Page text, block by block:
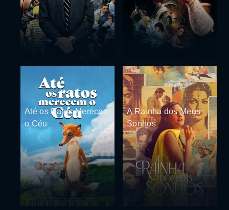
Até os Ratos Merecem
o Céu
A Rainha dos Meus
Sonhos